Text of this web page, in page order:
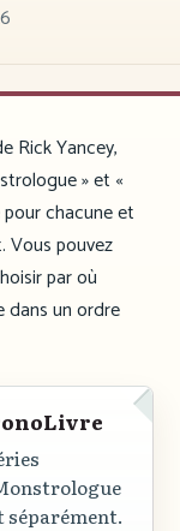
Rick Yancey,
» et «
chacune et
Vous pouvez
par où
dans un ordre
séparément.